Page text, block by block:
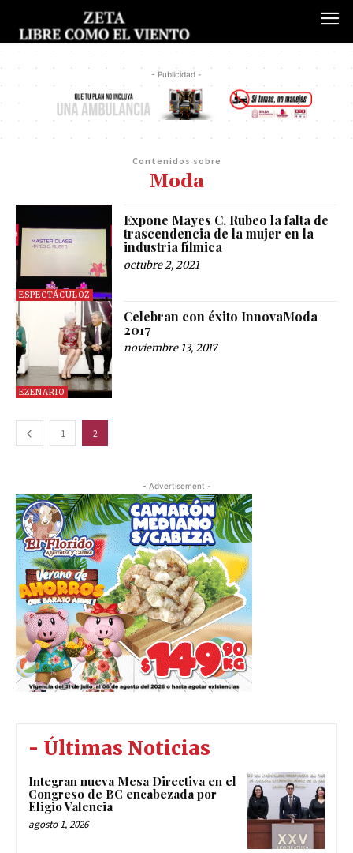
- Publicidad -
Contenidos sobre
Moda
ESPECTÁCULOZ
Expone Mayes C. Rubeo la falta de
trascendencia de la mujer en la
industria fílmica
octubre 2, 2021
EZENARIO
Celebran con éxito InnovaModa
2017
noviembre 13, 2017
1 2
- Advertisement -
- Últimas Noticias
Integran nueva Mesa Directiva en el
Congreso de BC encabezada por
Eligio Valencia
agosto 1, 2026